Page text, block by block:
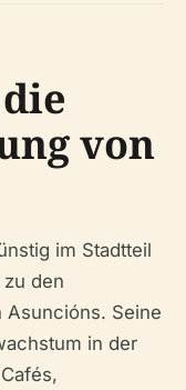
von
im Stadtteil
den
Asuncións. Seine
in der